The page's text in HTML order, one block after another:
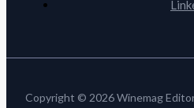
Copyright © 2026 Winemag